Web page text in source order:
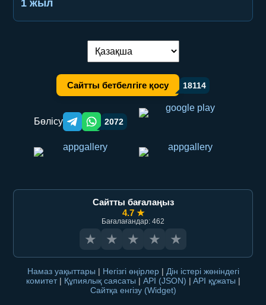
1 жыл
Тілді ауыстыру:
Сайтты бетбелгіге қосу 18114
Бөлісу Telegram orqali ulashish
WhatsApp orqali ulashish
2072
Сайтты бағалаңыз
4.7 ★
Бағалағандар: 462
★ ★ ★ ★ ★
Намаз уақыттары | Негізгі өңірлер | Дін істері жөніндегі
комитет | Құпиялық саясаты | API (JSON) | API құжаты |
Сайтқа енгізу (Widget)